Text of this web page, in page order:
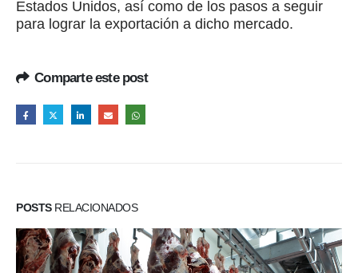
Estados Unidos, así como de los pasos a seguir
para lograr la exportación a dicho mercado.
Comparte este post
POSTSRELACIONADOS